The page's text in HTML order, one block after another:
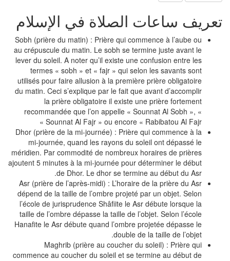
ساعات الصلاة في الإسلام
Sobh (prière du matin) : Prière qui commence à l’aube ou
au crépuscule du matin. Le sobh se termine juste avant le
lever du soleil. A noter qu’il existe une confusion entre les
termes « sobh » et « fajr » qui selon les savants sont
utilisés pour faire allusion à la première prière obligatoire
du matin. Ceci s’explique par le fait que avant d’accomplir
la prière obligatoire il existe une prière fortement
recommandée que l’on appelle « Sounnat Al Sobh », «
Sounnat Al Fajr » ou encore « Rabibatou Al Fajr »
Dhor (prière de la mi-journée) : Prière qui commence à la
mi-journée, quand les rayons du soleil ont dépassé le
méridien. Par commodité de nombreux horaires de prières
ajoutent 5 minutes à la mi-journée pour déterminer le début
de Dhor. Le dhor se termine au début du Asr.
Asr (prière de l’après-midi) : L’horaire de la prière du Asr
dépend de la taille de l’ombre projeté par un objet. Selon
l’école de jurisprudence Shâfiite le Asr débute lorsque la
taille de l’ombre dépasse la taille de l’objet. Selon l’école
Hanafite le Asr débute quand l’ombre projetée dépasse le
double de la taille de l’objet.
Maghrib (prière au coucher du soleil) : Prière qui
commence au coucher du soleil et se termine au début de